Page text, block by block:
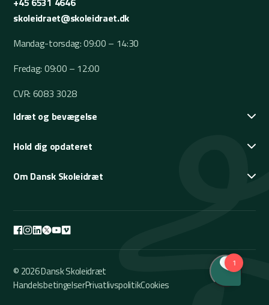
skoleidraet@skoleidraet.dk
Mandag-torsdag: 09:00 – 14:30
Fredag: 09:00 – 12:00
CVR: 6083 3028
Idræt og bevægelse
Hold dig opdateret
Om Dansk Skoleidræt
© 2026 Dansk Skoleidræt
HandelsbetingelserPrivatlivspolitikCookies